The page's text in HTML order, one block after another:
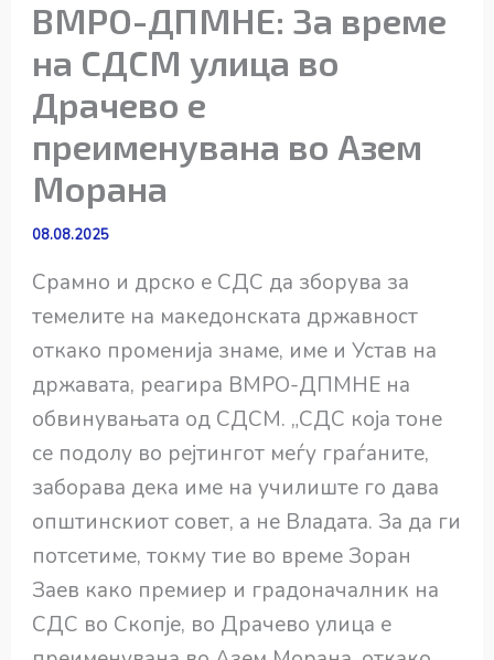
ВМРО-ДПМНЕ: За време
на СДСМ улица во
Драчево е
преименувана во Азем
Морана
08.08.2025
Срамно и дрско е СДС да зборува за
темелите на македонската државност
откако променија знаме, име и Устав на
државата, реагира ВМРО-ДПМНЕ на
обвинувањата од СДСМ. „СДС која тоне
се подолу во рејтингот меѓу граѓаните,
заборава дека име на училиште го дава
општинскиот совет, а не Владата. За да ги
потсетиме, токму тие во време Зоран
Заев како премиер и градоначалник на
СДС во Скопје, во Драчево улица е